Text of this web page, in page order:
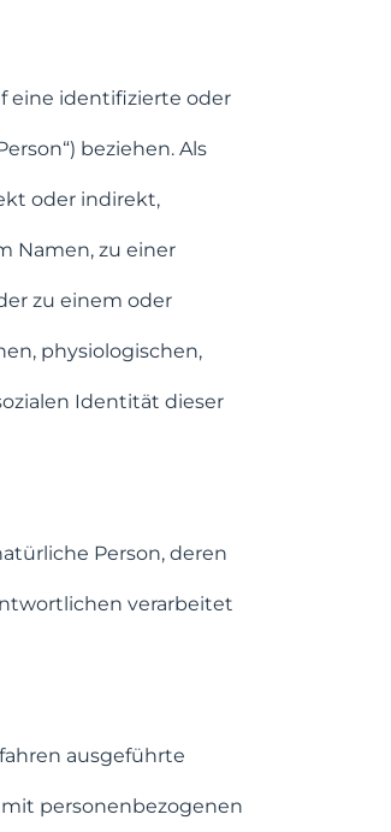
eine identifizierte oder
beziehen. Als
oder indirekt,
Namen, zu einer
zu einem oder
physiologischen,
Identität dieser
Person, deren
verarbeitet
ausgeführte
personenbezogenen